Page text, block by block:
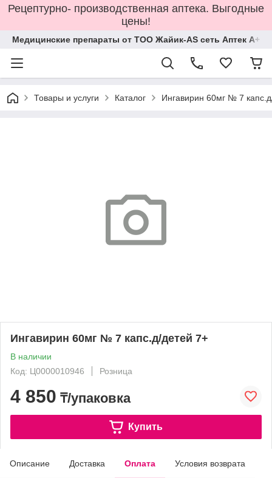
Рецептурно- производственная аптека. Выгодные
цены!
Медицинские препараты от ТОО Жайик-AS сеть Аптек А+
Товары и услуги Каталог Ингавирин 60мг № 7
Ингавирин 60мг № 7 капс.д/детей 7+
В наличии
Код: Ц0000010946
Розница
4 850 ₸/упаковка
Купить
Описание Доставка Оплата Условия возврата